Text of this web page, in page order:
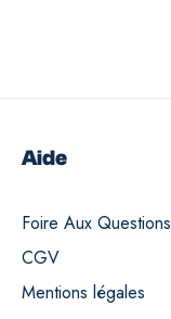
Aide
Foire Aux Questions
CGV
Mentions légales